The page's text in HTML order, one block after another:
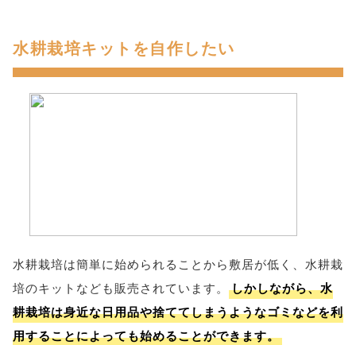
水耕栽培キットを自作したい
水耕栽培は簡単に始められることから敷居が低く、水耕栽
培のキットなども販売されています。
しかしながら、水
耕栽培は身近な日用品や捨ててしまうようなゴミなどを利
用することによっても始めることができます。